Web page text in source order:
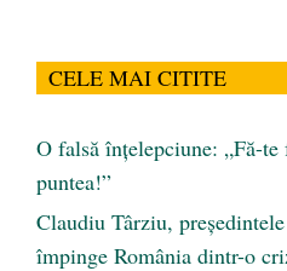
CELE MAI CITITE
O falsă înțelepciune: „Fă-
puntea!”
Claudiu Târziu,
împinge România dintr-o